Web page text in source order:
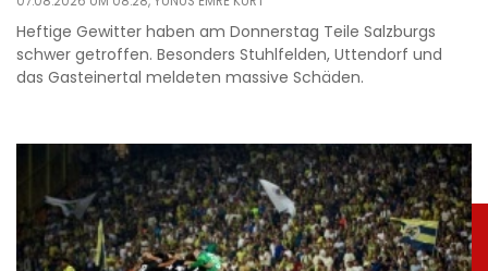
Heftige Gewitter haben am Donnerstag Teile Salzburgs
schwer getroffen. Besonders Stuhlfelden, Uttendorf und
das Gasteinertal meldeten massive Schäden.